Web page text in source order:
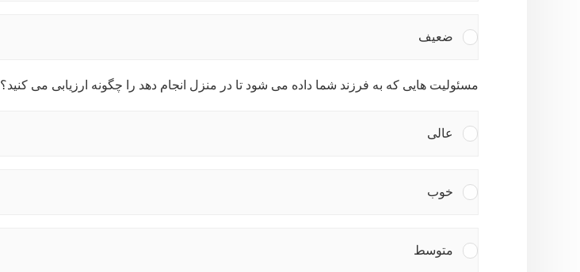
ضعیف
مسئولیت هایی که به فرزند شما داده می شود تا در منزل انجام دهد را چگونه ارزیابی می کنید؟
عالی
خوب
متوسط